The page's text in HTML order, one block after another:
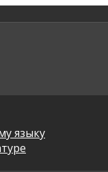
языку